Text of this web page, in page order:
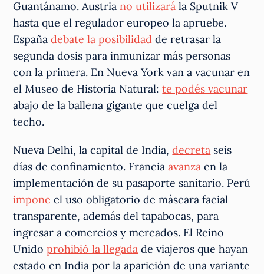
Guantánamo. Austriano utilizará la Sputnik V
hasta que el regulador europeo la apruebe.
Españadebate la posibilidad de retrasar la
segunda dosis para inmunizar más personas
con la primera. En Nueva York van a vacunar en
el Museo de Historia Natural:te podés vacunar
abajo de la ballena gigante que cuelga del
techo.
Nueva Delhi, la capital de India,decreta seis
días de confinamiento. Franciaavanza en la
implementación de su pasaporte sanitario. Perú
impone el uso obligatorio de máscara facial
transparente, además del tapabocas, para
ingresar a comercios y mercados. El Reino
Unidoprohibió la llegada de viajeros que hayan
estado en India por la aparición de una variante